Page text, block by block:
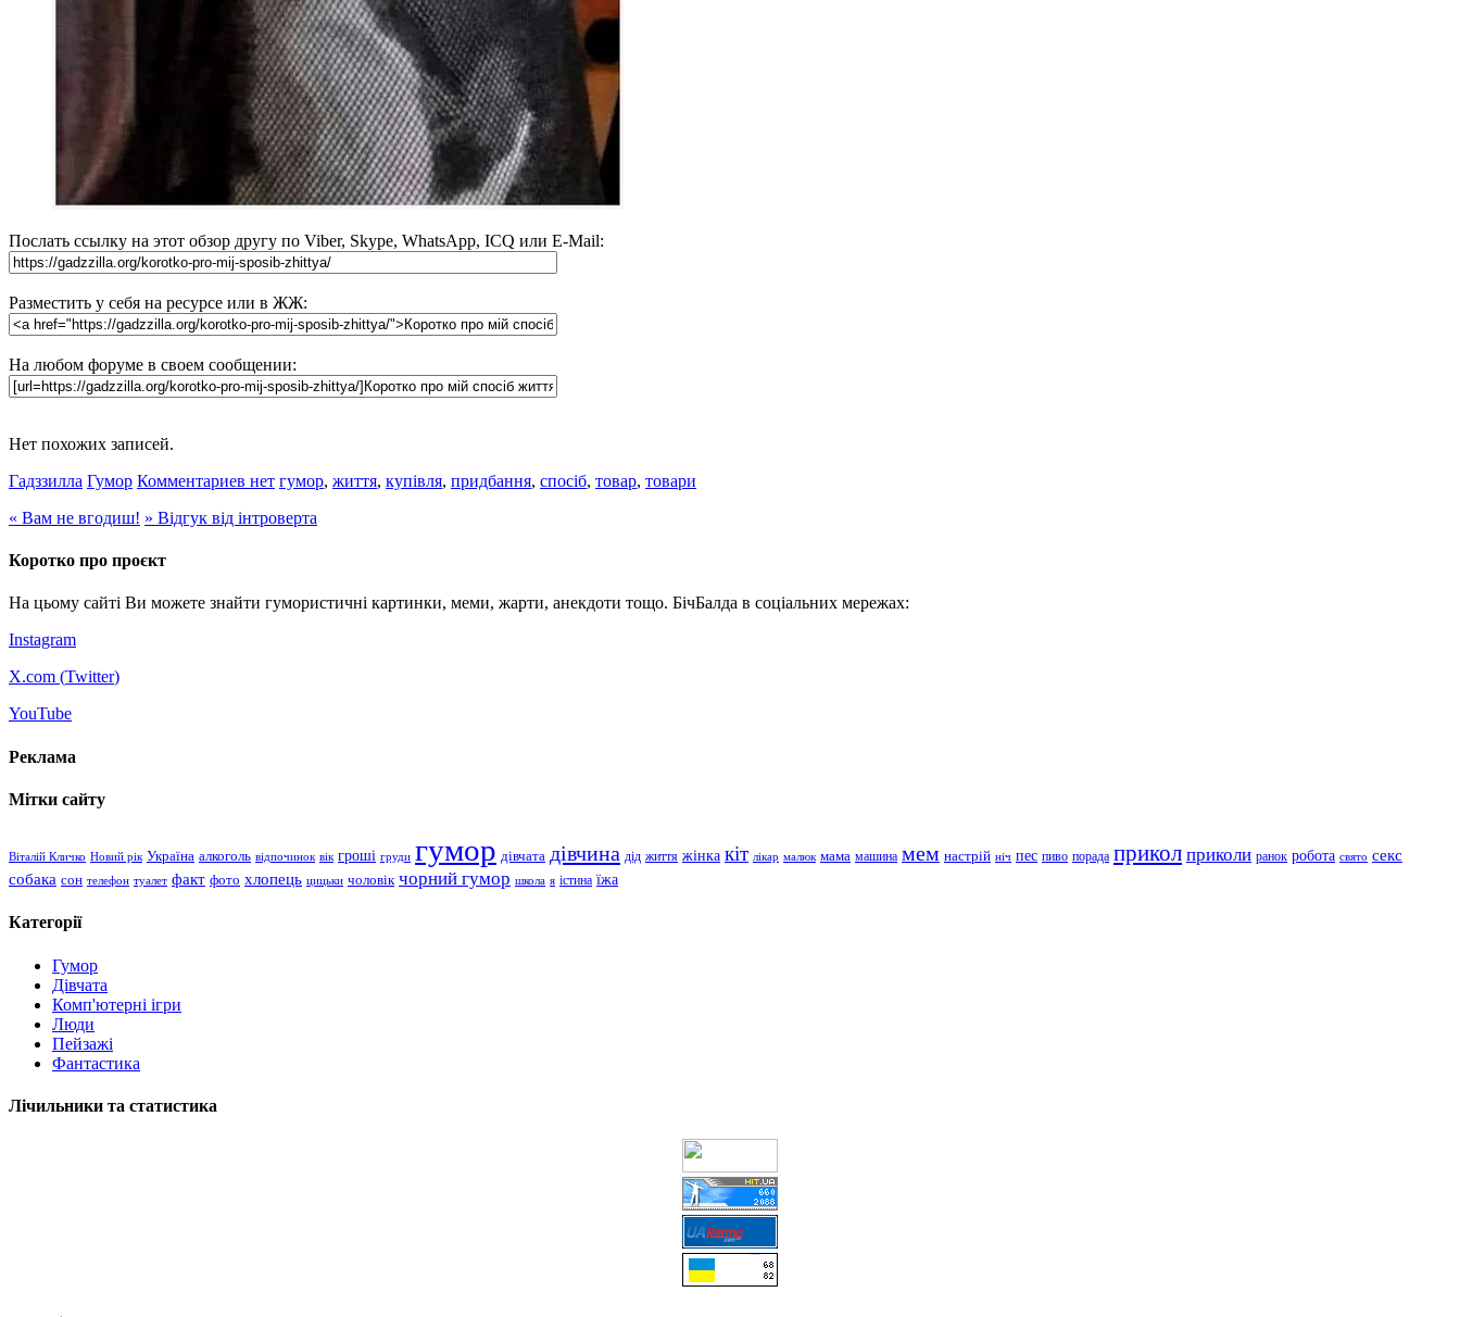
Послать ссылку на этот обзор другу по Viber, Skype, WhatsApp, ICQ или E-Mail:
Разместить у себя на ресурсе или в ЖЖ:
На любом форуме в своем сообщении:
Нет похожих записей.
Гадззилла Гумор Комментариев нет гумор, життя, купівля, придбання, спосіб, товар, товари
« Вам не вгодиш! » Відгук від інтроверта
Коротко про проєкт
На цьому сайті Ви можете знайти гумористичні картинки, меми, жарти, анекдоти тощо. БічБалда в соціальних мережах:
Instagram
X.com (Twitter)
YouTube
Реклама
Мітки сайту
Віталій Кличко Новий рік Україна алкоголь відпочинок вік гроші груди гумор дівчата дівчина дід життя жінка кіт лікар малюк мама машина мем настрій ніч пес пиво порада прикол приколи ранок робота свято секс
собака сон телефон туалет факт фото хлопець цицьки чоловік чорний гумор школа я істина їжа
Категорії
Гумор
Дівчата
Комп'ютерні ігри
Люди
Пейзажі
Фантастика
Лічильники та статистика